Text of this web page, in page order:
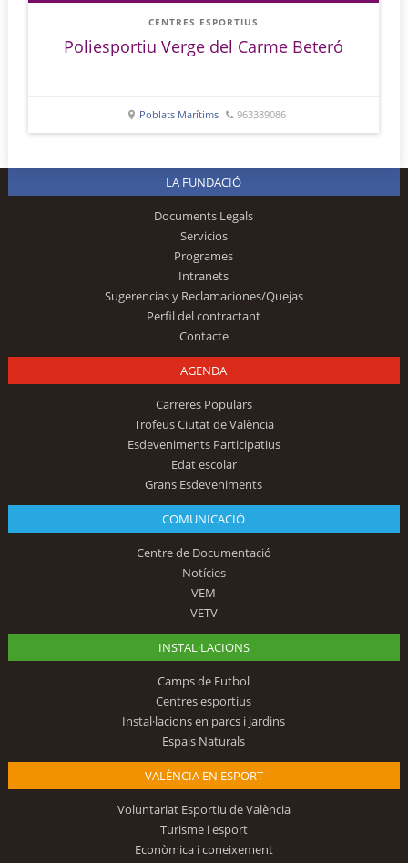
CENTRES ESPORTIUS
Poliesportiu Verge del Carme Beteró
Poblats Marítims 963389086
LA FUNDACIÓ
Documents Legals
Servicios
Programes
Intranets
Sugerencias y Reclamaciones/Quejas
Perfil del contractant
Contacte
AGENDA
Carreres Populars
Trofeus Ciutat de València
Esdeveniments Participatius
Edat escolar
Grans Esdeveniments
COMUNICACIÓ
Centre de Documentació
Notícies
VEM
VETV
INSTAL·LACIONS
Camps de Futbol
Centres esportius
Instal·lacions en parcs i jardins
Espais Naturals
VALÈNCIA EN ESPORT
Voluntariat Esportiu de València
Turisme i esport
Econòmica i coneixement